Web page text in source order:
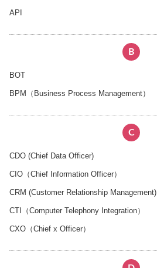
API
B
BOT
BPM（Business Process Management）
C
CDO (Chief Data Officer)
CIO（Chief Information Officer）
CRM (Customer Relationship Management)
CTI（Computer Telephony Integration）
CXO（Chief x Officer）